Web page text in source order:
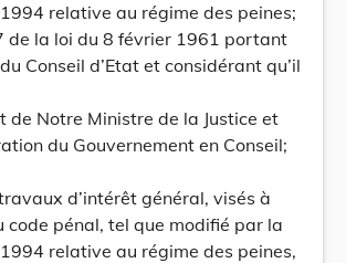
relative au régime des peines;
de la loi du 8 février 1961 portant
Conseil d’Etat et considérant qu’il
de Notre Ministre de la Justice et
du Gouvernement en Conseil;
d’intérêt général, visés à
code pénal, tel que modifié par la
relative au régime des peines,